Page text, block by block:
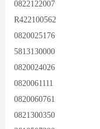
0822122007
R422100562
0820025176
5813130000
0820024026
0820061111
0820060761
0821300350